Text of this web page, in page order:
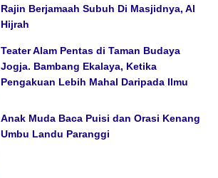
Rajin Berjamaah Subuh Di Masjidnya, Al
Hijrah
Teater Alam Pentas di Taman Budaya
Jogja. Bambang Ekalaya, Ketika
Pengakuan Lebih Mahal Daripada Ilmu
Anak Muda Baca Puisi dan Orasi Kenang
Umbu Landu Paranggi